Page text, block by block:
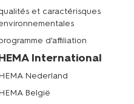
et caractérisques
d'affiliation
International
HEMA Nederland
HEMA België